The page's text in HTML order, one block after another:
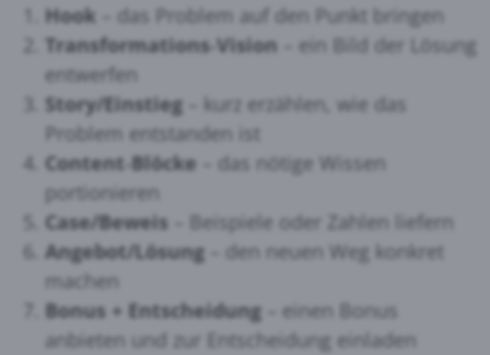
Hook – das Problem auf den Punkt bringen
Transformations‑Vision – ein Bild der Lösung
entwerfen
Story/Einstieg– kurz erzählen, wie das
Problem entstanden ist
Content‑Blöcke – das nötige Wissen
portionieren
Case/Beweis– Beispiele oder Zahlen liefern
Angebot/Lösung– den neuen Weg konkret
machen
Bonus + Entscheidung– einen Bonus
anbieten und zur Entscheidung einladen